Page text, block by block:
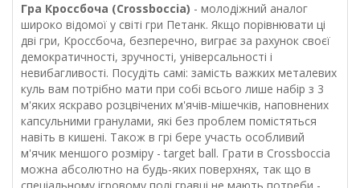
Гра Кроссбоча (Crossboccia) - молодіжний аналог
широко відомої у світі гри Петанк. Якщо порівнювати ці
дві гри, Кроссбоча, безперечно, виграє за рахунок своєї
демократичності, зручності, універсальності і
невибагливості. Посудіть самі: замість важких металевих
куль вам потрібно мати при собі всього лише набір з 3
м'яких яскраво розцвічених м'ячів-мішечків, наповнених
капсульними гранулами, які без проблем помістяться
навіть в кишені. Також в грі бере участь особливий
м'ячик меншого розміру - target ball. Грати в Crossboccia
можна абсолютно на будь-яких поверхнях, так що в